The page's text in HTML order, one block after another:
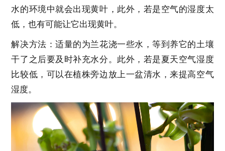
水的环境中就会出现黄叶，此外，若是空气的湿度太
低，也有可能让它出现黄叶。
解决方法：适量的为兰花浇一些水，等到养它的土壤
干了之后要及时补充水分。此外，若是夏天空气湿度
比较低，可以在植株旁边放上一盆清水，来提高空气
湿度。